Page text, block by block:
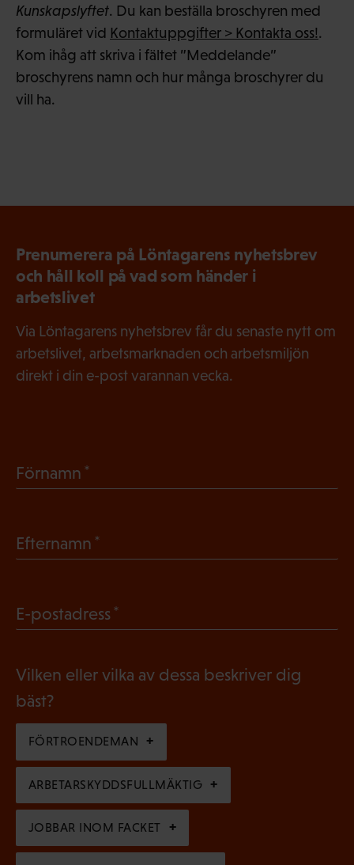
Kunskapslyftet. Du kan beställa broschyren med
formuläret vid Kontaktuppgifter > Kontakta oss!.
Kom ihåg att skriva i fältet ”Meddelande”
broschyrens namn och hur många broschyrer du
vill ha.
Prenumerera på Löntagarens nyhetsbrev
och håll koll på vad som händer i
arbetslivet
Via Löntagarens nyhetsbrev får du senaste nytt om
arbetslivet, arbetsmarknaden och arbetsmiljön
direkt i din e-post varannan vecka.
Förnamn
a
o
s
k
t
)
Efternamn
l
g
t
o
r
i
s
k
E-postadress
g
a
t
o
r
Vilken eller vilka av dessa beskriver dig
bäst?
FÖRTROENDEMAN
ARBETARSKYDDSFULLMÄKTIG
JOBBAR INOM FACKET